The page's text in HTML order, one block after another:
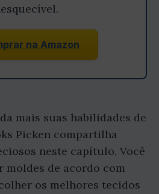
na Amazon
mais suas habilidades de
Picken compartilha
neste capítulo. Você
moldes de acordo com
os melhores tecidos